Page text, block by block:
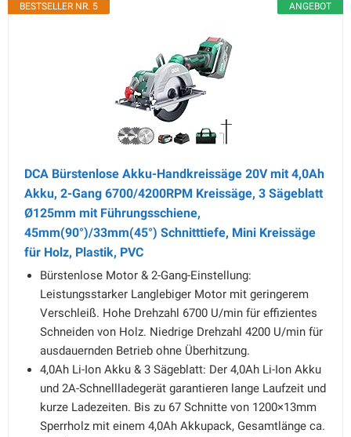
ANGEBOT
BESTSELLER NR. 5
DCA Bürstenlose Akku-Handkreissäge 20V mit 4,0Ah
Akku, 2-Gang 6700/4200RPM Kreissäge, 3 Sägeblatt
Ø125mm mit Führungsschiene,
45mm(90°)/33mm(45°) Schnitttiefe, Mini Kreissäge
für Holz, Plastik, PVC
Bürstenlose Motor & 2-Gang-Einstellung:
Leistungsstarker Langlebiger Motor mit geringerem
Verschleiß. Hohe Drehzahl 6700 U/min für effizientes
Schneiden von Holz. Niedrige Drehzahl 4200 U/min für
ausdauernden Betrieb ohne Überhitzung.
4,0Ah Li-Ion Akku & 3 Sägeblatt: Der 4,0Ah Li-Ion Akku
und 2A-Schnellladegerät garantieren lange Laufzeit und
kurze Ladezeiten. Bis zu 67 Schnitte von 1200×13mm
Sperrholz mit einem 4,0Ah Akkupack, Gesamtlänge ca.